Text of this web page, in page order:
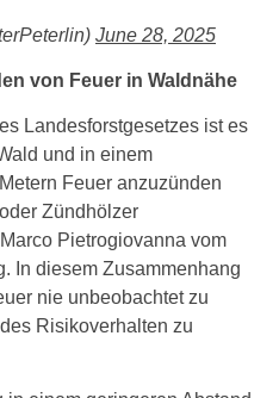
June 28, 2025
von Feuer in Waldnähe
Landesforstgesetzes ist es
und in einem
Feuer anzuzünden
Zündhölzer
Pietrogiovanna vom
In diesem Zusammenhang
nie unbeobachtet zu
Risikoverhalten zu